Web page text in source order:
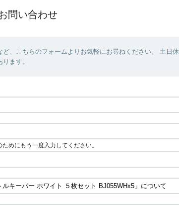
問い合わせ
、こちらのフォームよりお気軽にお尋ねください。 土日休
ます。
めにもう一度入力してください。